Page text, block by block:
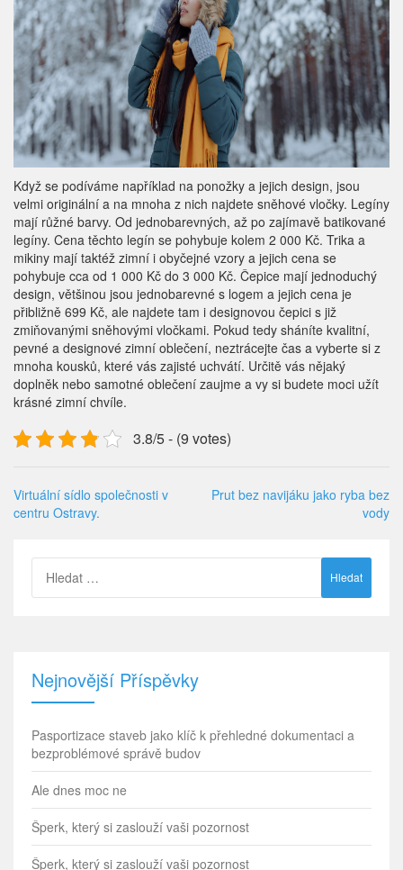
Když se podíváme například na ponožky a jejich design, jsou
velmi originální a na mnoha z nich najdete sněhové vločky. Legíny
mají růžné barvy. Od jednobarevných, až po zajímavě batikované
legíny. Cena těchto legín se pohybuje kolem 2 000 Kč. Trika a
mikiny mají taktéž zimní i obyčejné vzory a jejich cena se
pohybuje cca od 1 000 Kč do 3 000 Kč. Čepice mají jednoduchý
design, většinou jsou jednobarevné s logem a jejich cena je
přibližně 699 Kč, ale najdete tam i designovou čepici s již
zmiňovanými sněhovými vločkami. Pokud tedy sháníte kvalitní,
pevné a designové zimní oblečení, neztrácejte čas a vyberte si z
mnoha kousků, které vás zajisté uchvátí. Určitě vás nějaký
doplněk nebo samotné oblečení zaujme a vy si budete moci užít
krásné zimní chvíle.
3.8/5 - (9 votes)
Virtuální sídlo společnosti v
centru Ostravy.
Prut bez navijáku jako ryba bez
vody
Nejnovější Příspěvky
Pasportizace staveb jako klíč k přehledné dokumentaci a
bezproblémové správě budov
Ale dnes moc ne
Šperk, který si zaslouží vaši pozornost
Šperk, který si zaslouží vaši pozornost